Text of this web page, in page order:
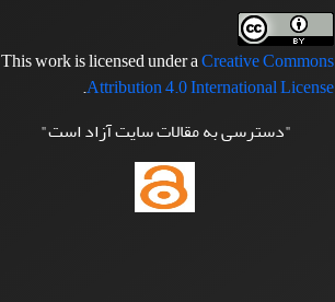
This work is licensed under aCreative Commons
Attribution 4.0 International License
.
"دسترسی به مقالات سایت آزاد است"